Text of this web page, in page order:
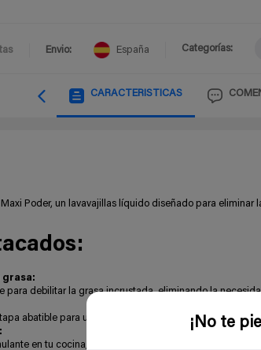
¡No te
Envio: España Categorías:
CARACTERISTICAS
Poder, un lavavajillas líquido diseñado para eliminar
grasa:
para debilitar la grasa incrustada, eliminando la
abatible para una dosificación rápida y fácil.
en tu cocina, creando una experiencia de limpieza